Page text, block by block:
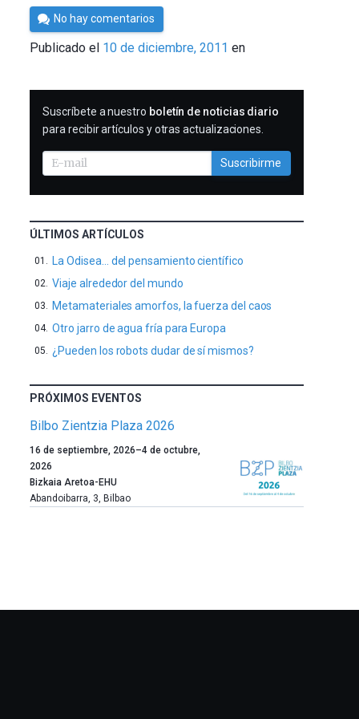
Por
Cultura
Cientifica
No hay comentarios
Publicado el 10 de diciembre, 2011 en
SUSCRIBIRME
Suscríbete a nuestro boletín de noticias diario
para recibir artículos y otras actualizaciones.
Suscribirme
ÚLTIMOS ARTÍCULOS
La Odisea… del pensamiento científico
Viaje alrededor del mundo
Metamateriales amorfos, la fuerza del caos
Otro jarro de agua fría para Europa
¿Pueden los robots dudar de sí mismos?
PRÓXIMOS EVENTOS
Bilbo Zientzia Plaza 2026
Un
año
más,
Bilbao
la
16 de septiembre, 2026–4 de octubre,
2026
Bizkaia Aretoa-EHU
Abandoibarra, 3, Bilbao